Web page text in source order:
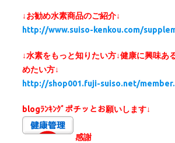
↓お勧め水素商品のご紹介↓
http://www.suiso-kenkou.com/
↓水素をもっと知りたい方↓健康に興味あ
めたい方↓
http://shop001.fuji-suiso.net/
blogﾗﾝｷﾝｸﾞポチッとお願いします↓
感謝